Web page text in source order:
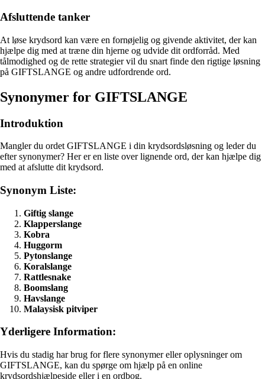
Afsluttende tanker
At løse krydsord kan være en fornøjelig og givende aktivitet, der kan
hjælpe dig med at træne din hjerne og udvide dit ordforråd. Med
tålmodighed og de rette strategier vil du snart finde den rigtige løsning
på GIFTSLANGE og andre udfordrende ord.
Synonymer for GIFTSLANGE
Introduktion
Mangler du ordet GIFTSLANGE i din krydsordsløsning og leder du
efter synonymer? Her er en liste over lignende ord, der kan hjælpe dig
med at afslutte dit krydsord.
Synonym Liste:
Giftig slange
Klapperslange
Kobra
Huggorm
Pytonslange
Koralslange
Rattlesnake
Boomslang
Havslange
Malaysisk pitviper
Yderligere Information:
Hvis du stadig har brug for flere synonymer eller oplysninger om
GIFTSLANGE, kan du spørge om hjælp på en online
krydsordshjælpeside eller i en ordbog.